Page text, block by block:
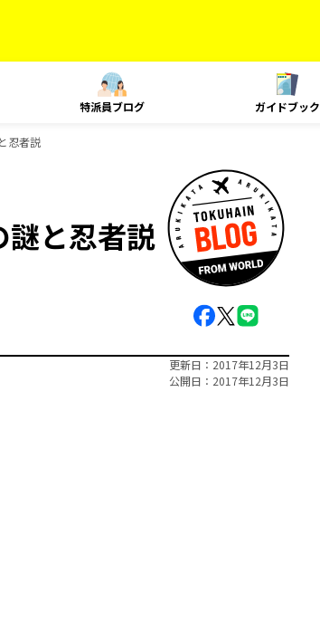
特派員ブログ ガイドブック
忍者説
と忍者説
更新日
2017年12月3日
公開日
2017年12月3日